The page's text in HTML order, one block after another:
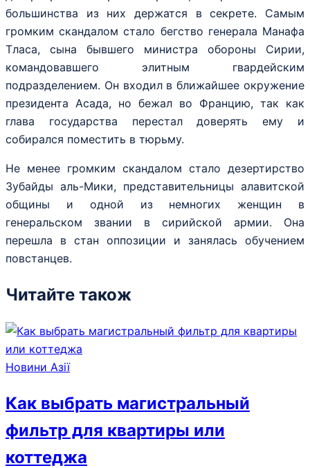
большинства из них держатся в секрете. Самым
громким скандалом стало бегство генерала Манафа
Тласа, сына бывшего министра обороны Сирии,
командовавшего элитным гвардейским
подразделением. Он входил в ближайшее окружение
президента Асада, но бежал во Францию, так как
глава государства перестал доверять ему и
собирался поместить в тюрьму.
Не менее громким скандалом стало дезертирство
Зубайды аль-Мики, представительницы алавитской
общины и одной из немногих женщин в
генеральском звании в сирийской армии. Она
перешла в стан оппозиции и занялась обучением
повстанцев.
Читайте також
Новини Азії
Как выбрать магистральный
фильтр для квартиры или
коттеджа